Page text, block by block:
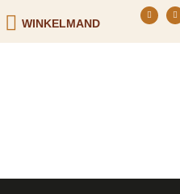
WINKELMAND